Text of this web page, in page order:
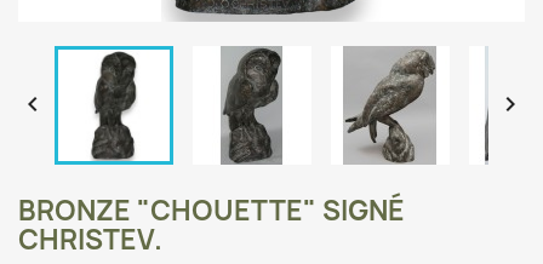
 
BRONZE "CHOUETTE" SIGNÉ
CHRISTEV.